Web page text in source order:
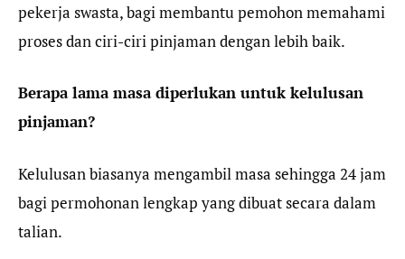
pekerja swasta, bagi membantu pemohon memahami
proses dan ciri-ciri pinjaman dengan lebih baik.
Berapa lama masa diperlukan untuk kelulusan
pinjaman?
Kelulusan biasanya mengambil masa sehingga 24 jam
bagi permohonan lengkap yang dibuat secara dalam
talian.